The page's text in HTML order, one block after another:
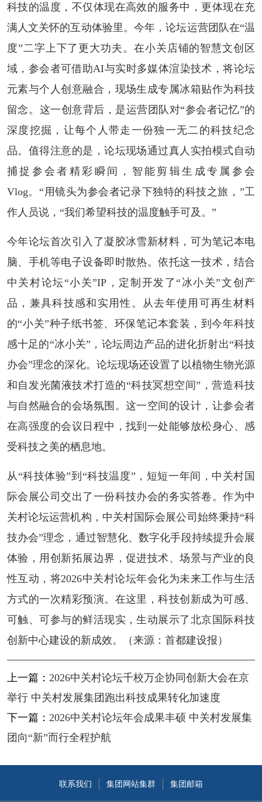
科技的温度，不仅体现在高效的服务中，更体现在充
满人文关怀的互动体验里。今年，论坛运营团队在“温
度”二字上下了更大功夫。在小关店铺的智慧文创区
域，参会者可借助AI与实时多媒体渲染技术，将论坛
元素与个人创意融合，现场生成专属冰箱贴作为科技
留念。这一创意背后，是运营团队对“参会者记忆”的
深度挖掘，让每个人带走一份独一无二的科技纪念
品。值得注意的是，论坛现场通过真人实拍模式自动
捕捉参会者精彩瞬间，智能剪辑生成专属参会
Vlog。“用镜头为参会者记录下独特的科技之旅，”工
作人员说，“我们希望科技的温度触手可及。”
今年论坛首次引入了凝胶冰雪新材料，可为笔记本电
脑、手机等电子设备即时散热。依托这一技术，结合
中关村论坛“小关”IP，定制开发了“冰小关”文创产
品，兼具科技感和实用性。从去年使用可再生材料
的“小关”种子纸书签、环保笔记本套装，到今年科技
感十足的“冰小关”，论坛周边产品的进化折射出“科技
办会”理念的深化。论坛现场还设置了以植物生物光源
和自发光菌液技术打造的“科技冥想空间”，营造科技
与自然融合的会场氛围。这一空间的设计，让参会者
在高强度的会议日程中，找到一处能够放松身心、感
受科技之美的栖息地。
从“科技体验”到“科技温度”，短短一年间，中关村国
际会展公司交出了一份科技办会的务实答卷。作为中
关村论坛运营机构，中关村国际会展公司始终秉持“科
技办会”理念，通过智慧化、数字化手段持续提升会展
体验，用创新拓展边界，促进技术、场景与产业的良
性互动，将2026中关村论坛年会化为未来工作与生活
方式的一次精彩预演。在这里，科技创新成为可感、
可触、可参与的鲜活现实，生动展示了北京国际科技
创新中心建设的新成效。（来源：首都建设报）
上一篇： 2026中关村论坛千校万企协同创新大会在京
举行 中关村发展集团跑出科技成果转化加速度
下一篇： 2026中关村论坛年会成果丰硕 中关村发展集
团向“新”而行全程护航
联系我们 集团网站集群 集团邮箱